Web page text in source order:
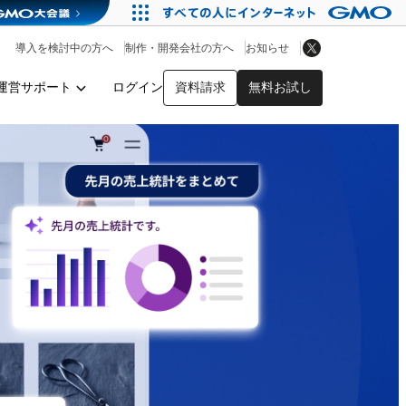
営サポート ログイン 資料請求 無料お試し
導入を検討中の方へ 制作・開発会社の方へ お知らせ
アプリストア